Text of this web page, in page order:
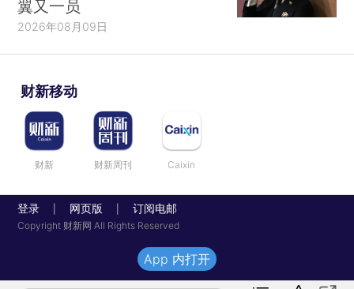
翼又一员
2026年08月09日
财新移动
财新 财新周刊 Caixin
登录 网页版 订阅电邮
Copyright 财新网 All Rights Reserved
App 内打开